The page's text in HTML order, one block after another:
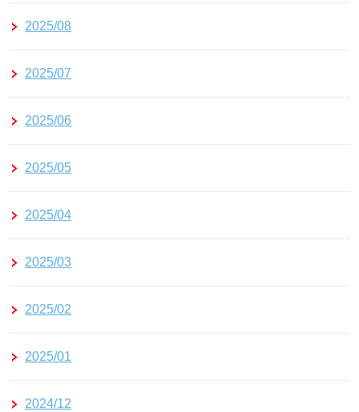
2025/08
2025/07
2025/06
2025/05
2025/04
2025/03
2025/02
2025/01
2024/12